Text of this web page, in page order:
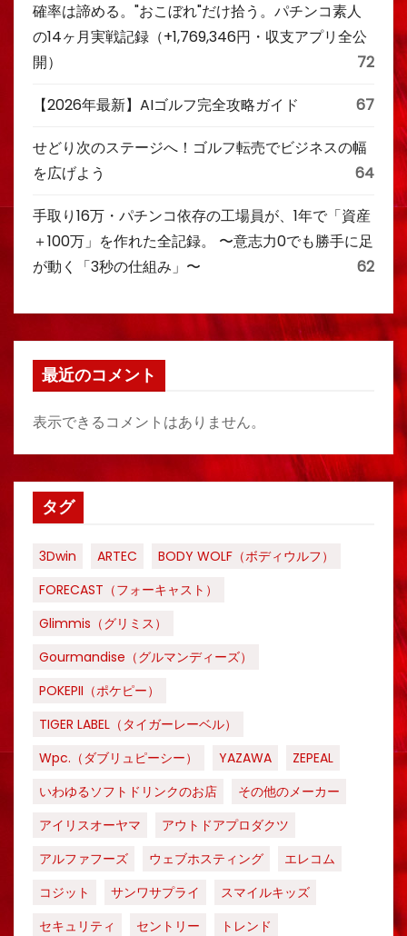
確率は諦める。"おこぼれ"だけ拾う。パチンコ素人
の14ヶ月実戦記録（+1,769,346円・収支アプリ全公
開）
72
【2026年最新】AIゴルフ完全攻略ガイド 67
せどり次のステージへ！ゴルフ転売でビジネスの幅
を広げよう
64
手取り16万・パチンコ依存の工場員が、1年で「資産
＋100万」を作れた全記録。 〜意志力0でも勝手に足
が動く「3秒の仕組み」〜
62
最近のコメント
表示できるコメントはありません。
タグ
3Dwin ARTEC
BODY WOLF（ボディウルフ）
FORECAST（フォーキャスト）
Glimmis（グリミス）
Gourmandise（グルマンディーズ）
POKEPII（ポケピー）
TIGER LABEL（タイガーレーベル）
Wpc.（ダブリュピーシー）
YAZAWA
ZEPEAL
いわゆるソフトドリンクのお店
その他のメーカー
アイリスオーヤマ
アウトドアプロダクツ
アルファフーズ
ウェブホスティング
エレコム
コジット
サンワサプライ
スマイルキッズ
セキュリティ
セントリー
トレンド